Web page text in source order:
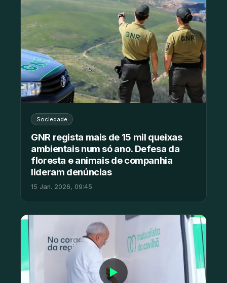
Sociedade
GNR regista mais de 15 mil queixas
ambientais num só ano. Defesa da
floresta e animais de companhia
lideram denúncias
15 Jan. 2026, 09:45
▶